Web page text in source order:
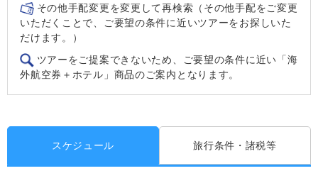
その他手配変更を変更して再検索（その他手配をご変更
いただくことで、ご要望の条件に近いツアーをお探しいた
だけます。）
ツアーをご提案できないため、ご要望の条件に近い「海
外航空券＋ホテル」商品のご案内となります。
スケジュール 旅行条件・諸税等